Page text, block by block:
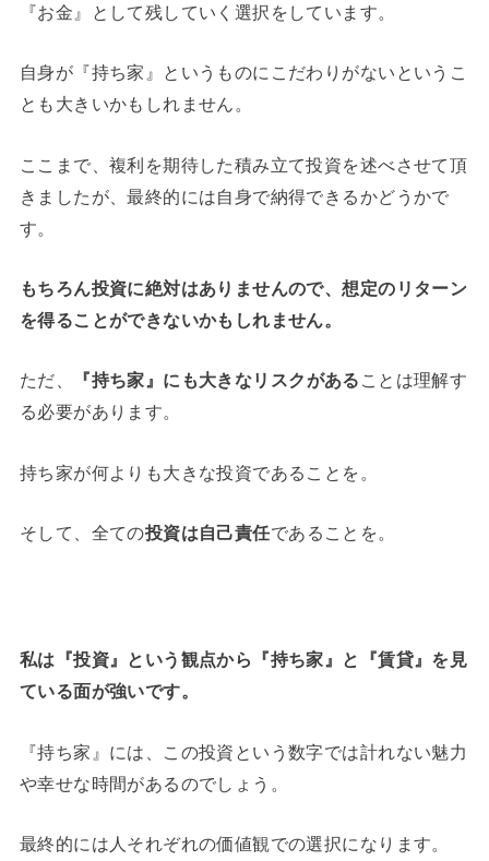
『お金』として残していく選択をしています。
自身が『持ち家』というものにこだわりがないというこ
とも大きいかもしれません。
ここまで、複利を期待した積み立て投資を述べさせて頂
きましたが、最終的には自身で納得できるかどうかで
す。
もちろん投資に絶対はありませんので、想定のリターン
を得ることができないかもしれません。
ただ、 『持ち家』にも大きなリスクがある ことは理解す
る必要があります。
持ち家が何よりも大きな投資であることを。
そして、全ての投資は自己責任であることを。
私は『投資』という観点から『持ち家』と『賃貸』を見
ている面が強いです。
『持ち家』には、この投資という数字では計れない魅力
や幸せな時間があるのでしょう。
最終的には人それぞれの価値観での選択になります。